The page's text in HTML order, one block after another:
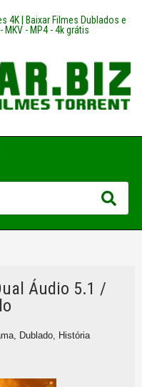
4K | Baixar Filmes Dublados e
MKV - MP4 - 4k grátis
Áudio 5.1 /
, Dublado, História